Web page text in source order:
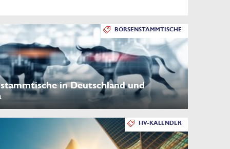
BÖRSENSTAMMTISCHE
in Deutschland und
HV-KALENDER